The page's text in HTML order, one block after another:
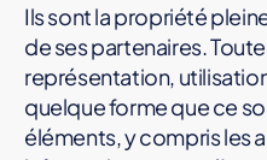
Ils sont la propriété
de ses partenaires.
représentation,
quelque forme que ce
éléments, y compris les